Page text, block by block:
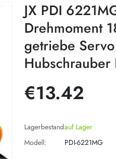
JX PDI
Drehmoment
getriebe
Hubschrauber
€13.42
Lagerbestand:auf Lager
Modell:
PDI-6221MG